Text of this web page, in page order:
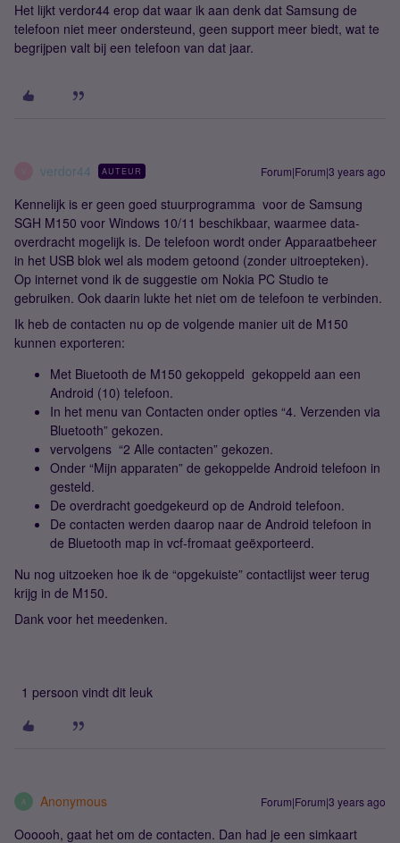
Het lijkt verdor44 erop dat waar ik aan denk dat Samsung de
telefoon niet meer ondersteund, geen support meer biedt, wat te
begrijpen valt bij een telefoon van dat jaar.
verdor44 AUTEUR Forum|Forum|3 years ago
Kennelijk is er geen goed stuurprogramma voor de Samsung
SGH M150 voor Windows 10/11 beschikbaar, waarmee data-
overdracht mogelijk is. De telefoon wordt onder Apparaatbeheer
in het USB blok wel als modem getoond (zonder uitroepteken).
Op internet vond ik de suggestie om Nokia PC Studio te
gebruiken. Ook daarin lukte het niet om de telefoon te verbinden.
Ik heb de contacten nu op de volgende manier uit de M150
kunnen exporteren:
Met Biuetooth de M150 gekoppeld gekoppeld aan een
Android (10) telefoon.
In het menu van Contacten onder opties “4. Verzenden via
Bluetooth” gekozen.
vervolgens “2 Alle contacten” gekozen.
Onder “Mijn apparaten” de gekoppelde Android telefoon in
gesteld.
De overdracht goedgekeurd op de Android telefoon.
De contacten werden daarop naar de Android telefoon in
de Bluetooth map in vcf-fromaat geëxporteerd.
Nu nog uitzoeken hoe ik de “opgekuiste” contactlijst weer terug
krijg in de M150.
Dank voor het meedenken.
1 persoon vindt dit leuk
A Anonymous Forum|Forum|3 years ago
Oooooh, gaat het om de contacten. Dan had je een simkaart